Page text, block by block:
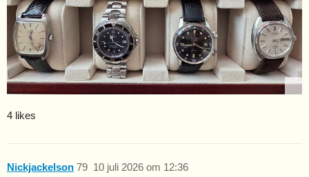
4 likes
Nickjackelson 10 juli 2026 om 12:36
79